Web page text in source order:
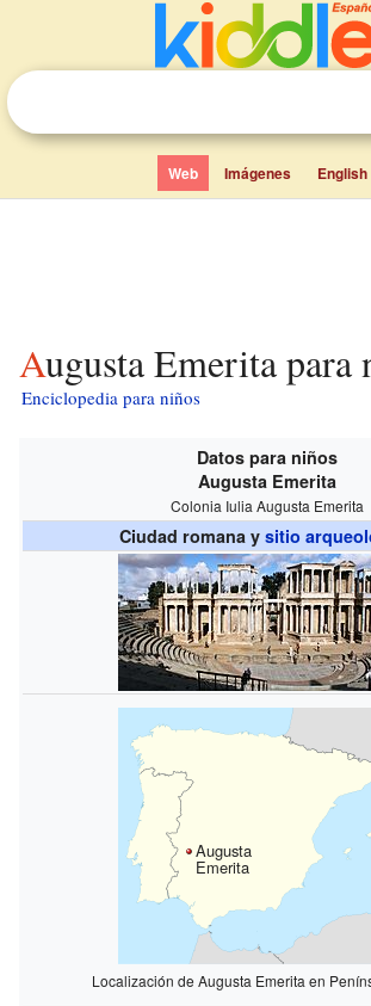
Web Imágenes English
Augusta Emerita para
Enciclopedia para niños
Datos para niños
Augusta Emerita
Colonia Iulia Augusta Emerita
Ciudad romana y sitio
Augusta
Emerita
Localización de Augusta Emerita en